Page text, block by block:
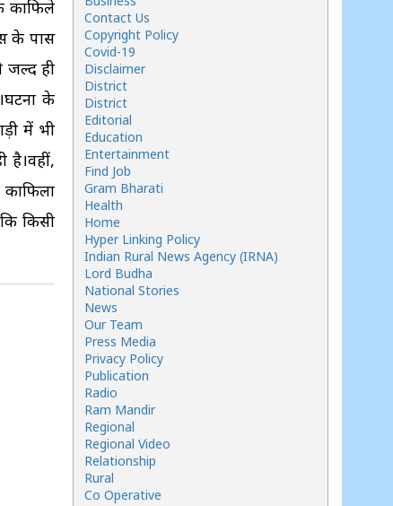
काफिले
के पास
जल्द ही
के
में भी
है।वहीं,
किसी
Contact Us
Copyright Policy
Covid-19
Disclaimer
District
District
Editorial
Education
Entertainment
Find Job
Gram Bharati
Health
Home
Hyper Linking Policy
Indian Rural News Agency (IRNA)
Lord Budha
National Stories
News
Our Team
Press Media
Privacy Policy
Publication
Radio
Ram Mandir
Regional
Regional Video
Relationship
Rural
Co Operative